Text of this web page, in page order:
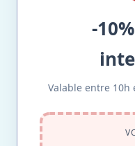
-
Valable entre